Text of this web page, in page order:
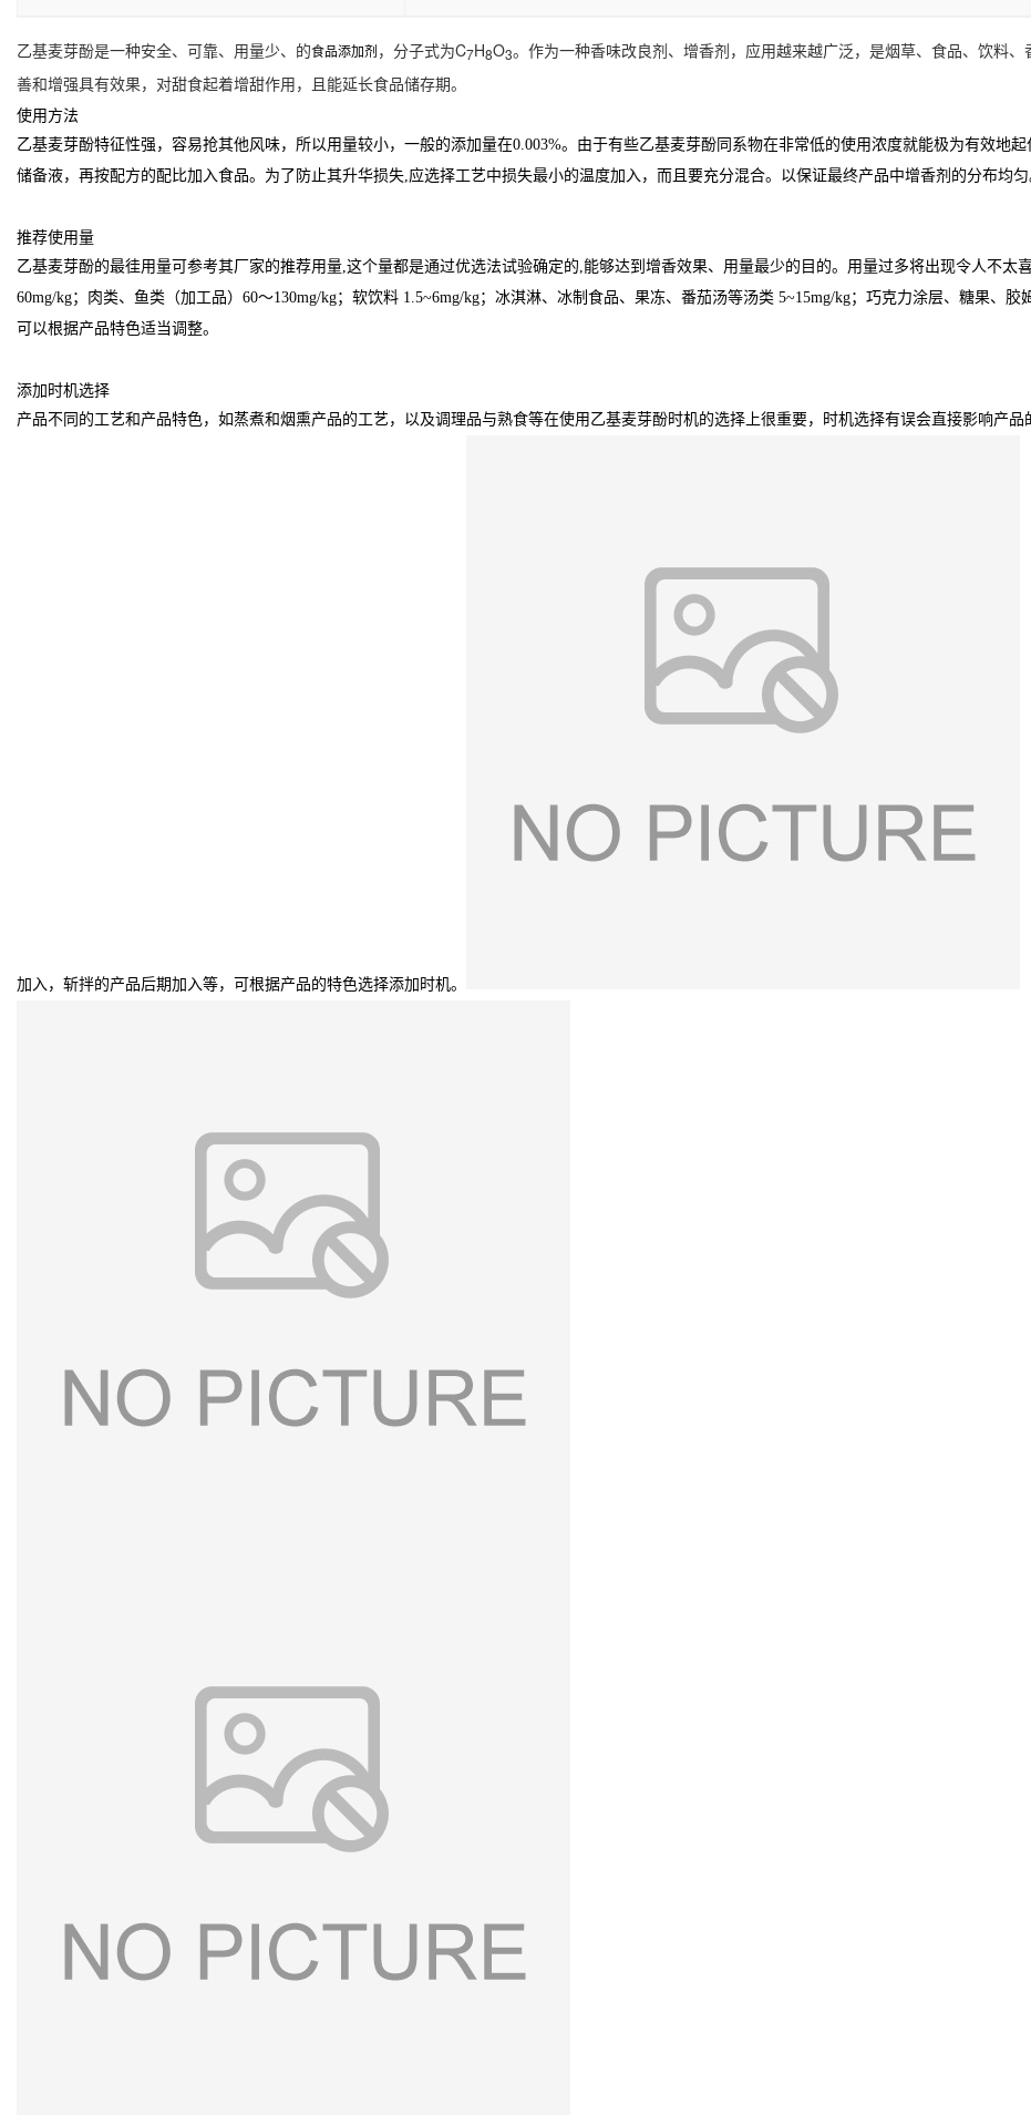
乙基麦芽酚是一种安全、可靠、用量少、的食品添加剂 ，分子式为C7H8O3。作为一种香味改良剂、增香剂，应用越来越广泛，是烟草、食品、饮料
善和增强具有效果，对甜食起着增甜作用，且能延长食品储存期。
使用方法
乙基麦芽酚特征性强，容易抢其他风味，所以用量较小，一般的添加量在0.003%。由于有些乙基麦芽酚同系物在非常低的使用浓度就能极为有效地
储备液，再按配方的配比加入食品。为了防止其升华损失,应选择工艺中损失最小的温度加入，而且要充分混合。以保证最终产品中增香剂的分布均匀
推荐使用量
乙基麦芽酚的最徍用量可参考其厂家的推荐用量,这个量都是通过优选法试验确定的,能够达到增香效果、用量最少的目的。用量过多将出现令人不太
60mg/kg；肉类、鱼类（加工品）60～130mg/kg；软饮料 1.5~6mg/kg；冰淇淋、冰制食品、果冻、番茄汤等汤类 5~15mg/kg；巧克力涂层、糖果、
可以根据产品特色适当调整。
添加时机选择
产品不同的工艺和产品特色，如蒸煮和烟熏产品的工艺，以及调理品与熟食等在使用乙基麦芽酚时机的选择上很重要，时机选择有误会直接影响产
加入，斩拌的产品后期加入等，可根据产品的特色选择添加时机。